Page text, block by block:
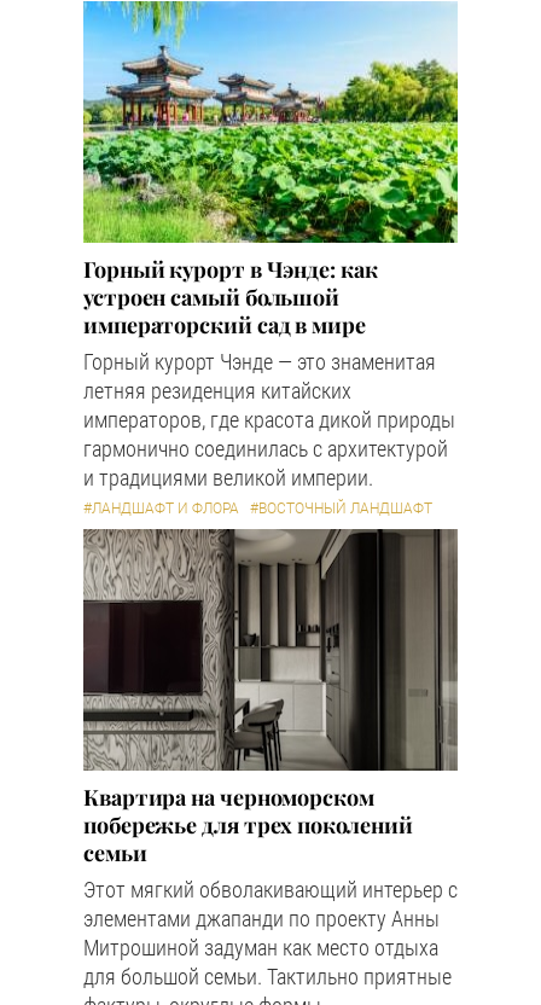
Горный курорт в Чэнде: как
устроен самый большой
императорский сад в мире
Горный курорт Чэнде — это знаменитая
летняя резиденция китайских
императоров, где красота дикой природы
гармонично соединилась с архитектурой
и традициями великой империи.
#ЛАНДШАФТ И ФЛОРА #ВОСТОЧНЫЙ ЛАНДШАФТ
Квартира на черноморском
побережье для трех поколений
семьи
Этот мягкий обволакивающий интерьер с
элементами джапанди по проекту Анны
Митрошиной задуман как место отдыха
для большой семьи. Тактильно приятные